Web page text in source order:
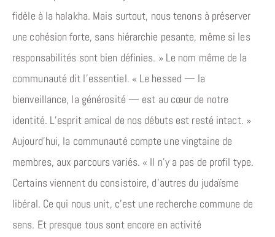
fidèle à la halakha. Mais surtout, nous tenons à préserver
une cohésion forte, sans hiérarchie pesante, même si les
responsabilités sont bien définies. » Le nom même de la
communauté dit l’essentiel. « Le hessed — la
bienveillance, la générosité — est au cœur de notre
identité. L’esprit amical de nos débuts est resté intact. »
Aujourd’hui, la communauté compte une vingtaine de
membres, aux parcours variés. « Il n’y a pas de profil type.
Certains viennent du consistoire, d’autres du judaïsme
libéral. Ce qui nous unit, c’est une recherche commune de
sens. Et presque tous sont encore en activité